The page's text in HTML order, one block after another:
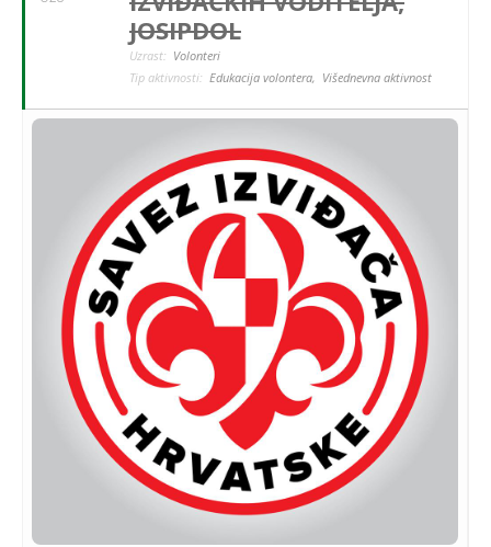
JOSIPDOL
Uzrast: Volonteri
Tip aktivnosti: Edukacija volontera, Višednevna aktivnost